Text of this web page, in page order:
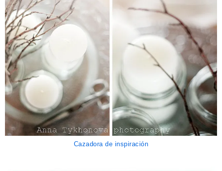
Cazadora de inspiración